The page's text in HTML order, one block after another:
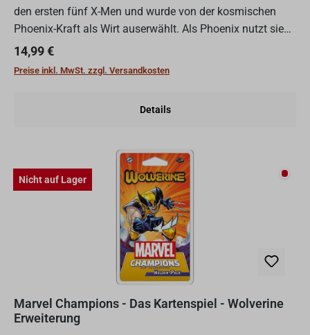
den ersten fünf X-Men und wurde von der kosmischen
Phoenix-Kraft als Wirt auserwählt. Als Phoenix nutzt sie
ihre Telepathie und Telekinese, um sowohl Mutanten al...
Regulärer Preis:
14,99 €
Preise inkl. MwSt. zzgl. Versandkosten
Details
Nicht auf Lager Nicht
Marvel Champions - Das Kartenspiel - Wolverine
Erweiterung